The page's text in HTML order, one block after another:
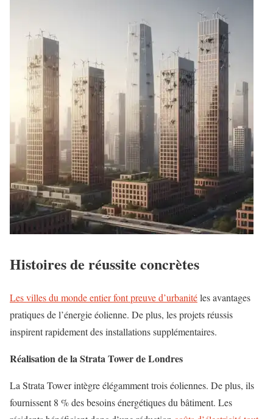
Histoires de réussite concrètes
Les villes du monde entier font preuve d’urbanitéles avantages
pratiques de l’énergie éolienne. De plus, les projets réussis
inspirent rapidement des installations supplémentaires.
Réalisation de la Strata Tower de Londres
La Strata Tower intègre élégamment trois éoliennes. De plus, ils
fournissent 8 % des besoins énergétiques du bâtiment. Les